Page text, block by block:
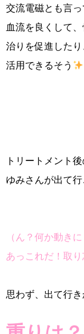
交流電磁とも言っ
血流を良くして
治りを促進した
活用できるそう
トリートメント
ゆみさんが出て
（ん？何か動き
あっこれだ！取り
思わず、出て行き